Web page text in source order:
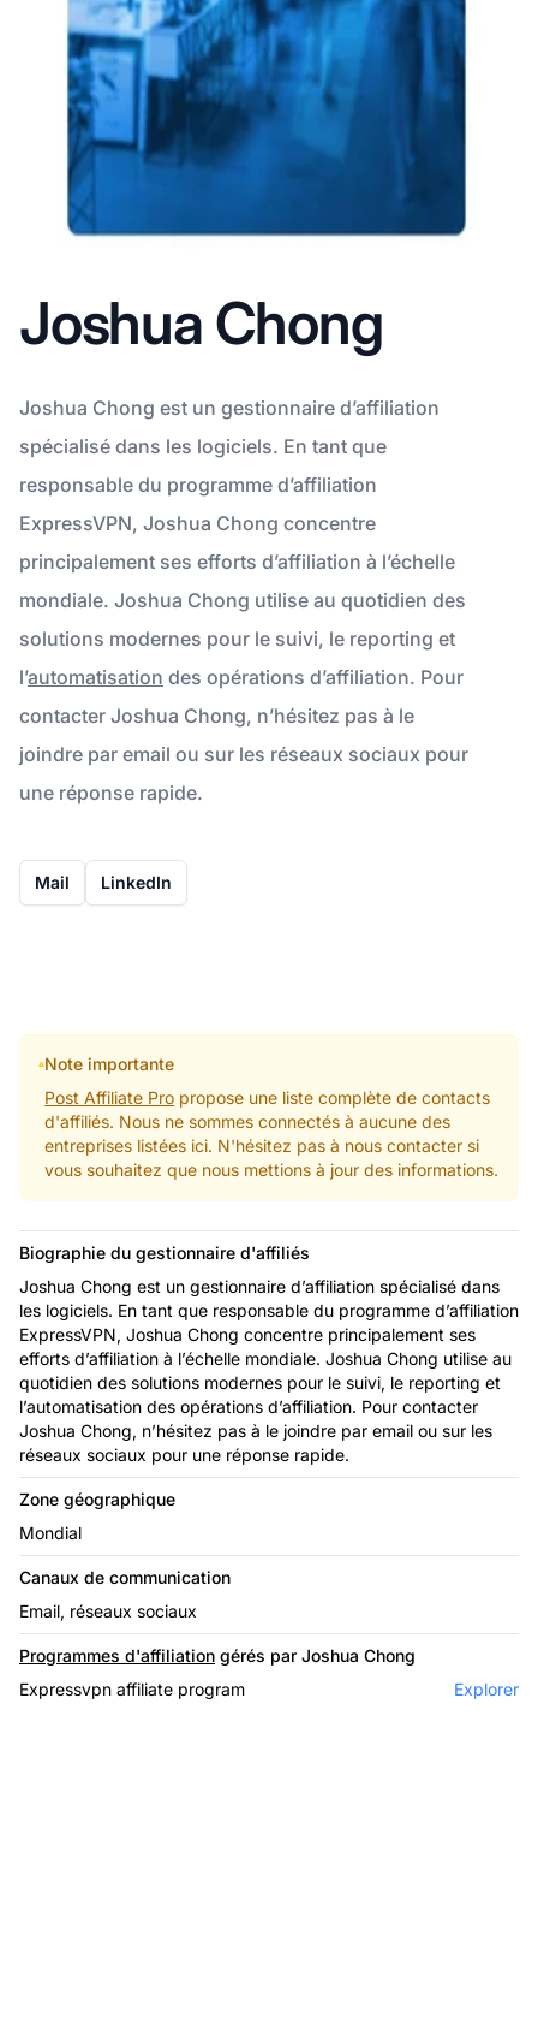
Joshua Chong
Joshua Chong est un gestionnaire d’affiliation
spécialisé dans les logiciels. En tant que
responsable du programme d’affiliation
ExpressVPN, Joshua Chong concentre
principalement ses efforts d’affiliation à l’échelle
mondiale. Joshua Chong utilise au quotidien des
solutions modernes pour le suivi, le reporting et
l’automatisation des opérations d’affiliation. Pour
contacter Joshua Chong, n’hésitez pas à le
joindre par email ou sur les réseaux sociaux pour
une réponse rapide.
Mail LinkedIn
Note importante
Post Affiliate Pro propose une liste complète de contacts
d'affiliés. Nous ne sommes connectés à aucune des
entreprises listées ici. N'hésitez pas à nous contacter si
vous souhaitez que nous mettions à jour des informations.
Biographie du gestionnaire d'affiliés
Joshua Chong est un gestionnaire d’affiliation spécialisé dans
les logiciels. En tant que responsable du programme d’affiliation
ExpressVPN, Joshua Chong concentre principalement ses
efforts d’affiliation à l’échelle mondiale. Joshua Chong utilise au
quotidien des solutions modernes pour le suivi, le reporting et
l’automatisation des opérations d’affiliation. Pour contacter
Joshua Chong, n’hésitez pas à le joindre par email ou sur les
réseaux sociaux pour une réponse rapide.
Zone géographique
Mondial
Canaux de communication
Email, réseaux sociaux
Programmes d'affiliation gérés par Joshua Chong
Expressvpn affiliate program
Explorer